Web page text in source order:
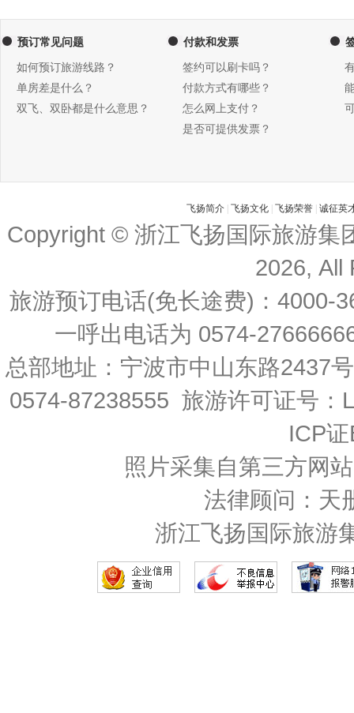
预订常见问题
如何预订旅游线路？
单房差是什么？
双飞、双卧都是什么意思？
付款和发票
签约可以刷卡吗？
付款方式有哪些？
怎么网上支付？
是否可提供发票？
飞扬简介 飞扬文化 飞扬荣誉 诚征英
Copyright © 浙江飞扬国际旅游集
2026, All
旅游预订电话(免长途费)：4000-
一呼出电话为 0574-
总部地址：宁波市中山东路2437
0574-87238555 旅游许可证号
ICP
照片采集自第三方网
法律顾问：天
浙江飞扬国际旅游